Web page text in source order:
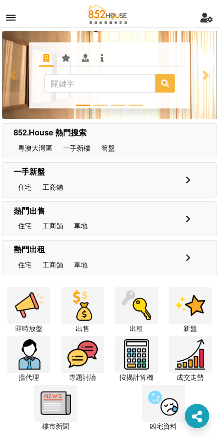
Previous
852.House 熱門搜索
粵澳大灣區 一手新樓 筍盤
一手新盤
住宅 工商舖
熱門出售
住宅 工商舖 車地
熱門出租
住宅 工商舖 車地
即時放盤 出售 出租 新盤
搵代理 專題討論 按揭計算機 成交走勢
樓市新聞 凶宅資料